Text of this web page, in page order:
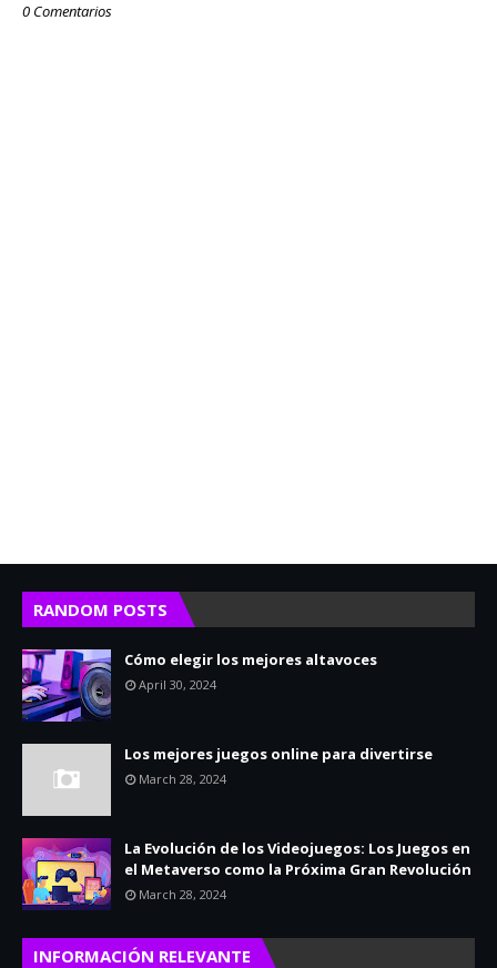
0 Comentarios
RANDOM POSTS
Cómo elegir los mejores altavoces
April 30, 2024
Los mejores juegos online para divertirse
March 28, 2024
La Evolución de los Videojuegos: Los Juegos en
el Metaverso como la Próxima Gran Revolución
March 28, 2024
INFORMACIÓN RELEVANTE